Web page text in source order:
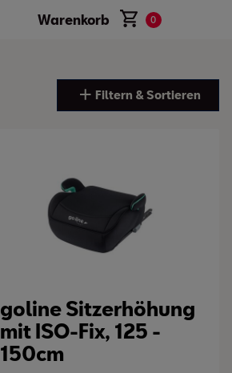
Warenkorb 0
Filtern & Sortieren
goline Sitzerhöhung
mit ISO-Fix, 125 -
150cm